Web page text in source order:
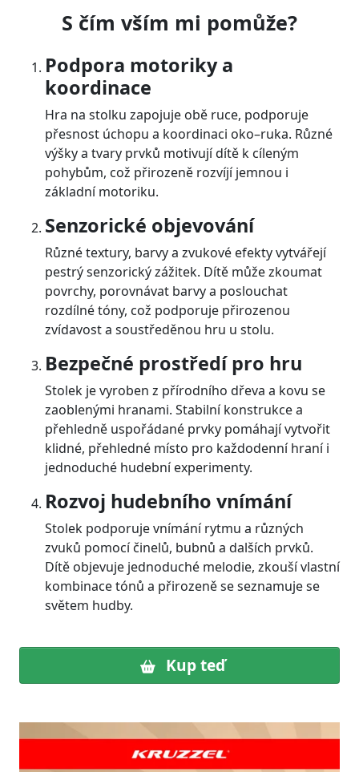
S čím vším mi pomůže?
Podpora motoriky a
koordinace
Hra na stolku zapojuje obě ruce, podporuje
přesnost úchopu a koordinaci oko–ruka. Různé
výšky a tvary prvků motivují dítě k cíleným
pohybům, což přirozeně rozvíjí jemnou i
základní motoriku.
Senzorické objevování
Různé textury, barvy a zvukové efekty vytvářejí
pestrý senzorický zážitek. Dítě může zkoumat
povrchy, porovnávat barvy a poslouchat
rozdílné tóny, což podporuje přirozenou
zvídavost a soustředěnou hru u stolu.
Bezpečné prostředí pro hru
Stolek je vyroben z přírodního dřeva a kovu se
zaoblenými hranami. Stabilní konstrukce a
přehledně uspořádané prvky pomáhají vytvořit
klidné, přehledné místo pro každodenní hraní i
jednoduché hudební experimenty.
Rozvoj hudebního vnímání
Stolek podporuje vnímání rytmu a různých
zvuků pomocí činelů, bubnů a dalších prvků.
Dítě objevuje jednoduché melodie, zkouší vlastní
kombinace tónů a přirozeně se seznamuje se
světem hudby.
Kup teď